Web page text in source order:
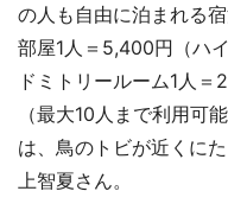
の人も自由に泊まれる
部屋1人＝5,400円（ハ
ドミトリールーム1人
（最大10人まで利用可
は、鳥のトビが近くに
上智夏さん。